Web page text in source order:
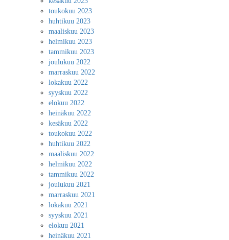
toukokuu 2023
huhtikuu 2023
maaliskuu 2023
helmikuu 2023
tammikuu 2023
joulukuu 2022
marraskuu 2022
lokakuu 2022
syyskuu 2022
elokuu 2022
heinäkuu 2022
kesäkuu 2022
toukokuu 2022
huhtikuu 2022
maaliskuu 2022
helmikuu 2022
tammikuu 2022
joulukuu 2021
marraskuu 2021
lokakuu 2021
syyskuu 2021
elokuu 2021
heinäkuu 2021